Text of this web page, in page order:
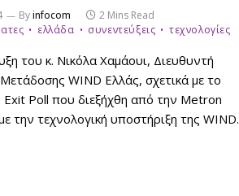
Byinfocom
2 Mins Read
ελλάδα συνεντεύξεις τεχνολογίες
του κ. Νικόλα Χαμάουι, Διευθυντή
WIND Ελλάς, σχετικά με το
Poll που διεξήχθη από την Metron
την τεχνολογική υποστήριξη της WIND.